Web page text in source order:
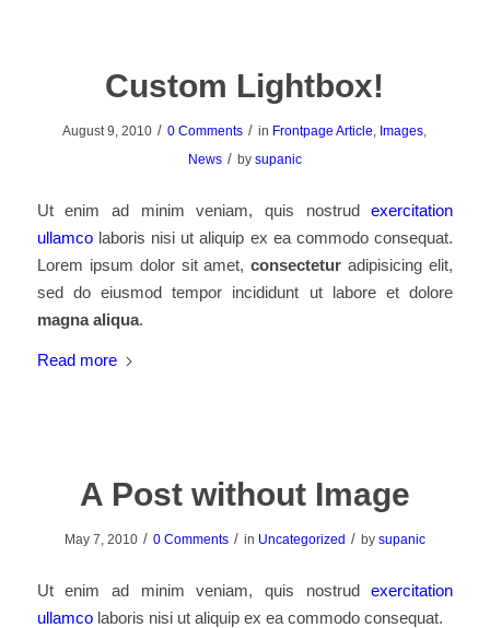
Custom Lightbox!
August 9, 2010 / 0 Comments / in Frontpage Article, Images,
News / by supanic
Ut enim ad minim veniam, quis nostrudexercitation
ullamcolaboris nisi ut aliquip ex ea commodo consequat.
Lorem ipsum dolor sit amet,consectetur adipisicing elit,
sed do eiusmod tempor incididunt ut labore et dolore
magna aliqua.
Read more
A Post without Image
May 7, 2010 / 0 Comments / in Uncategorized / by supanic
Ut enim ad minim veniam, quis nostrudexercitation
ullamcolaboris nisi ut aliquip ex ea commodo consequat.